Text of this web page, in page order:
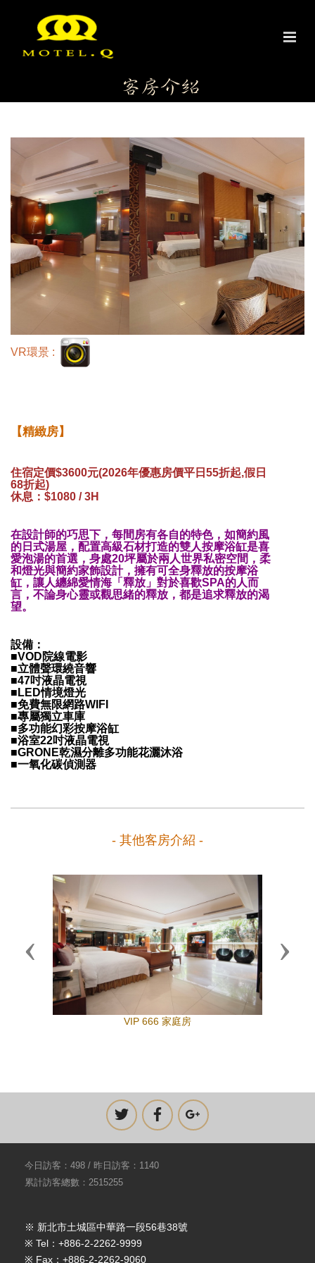
VR環景 :
【精緻房】
住宿定價$3600元(2026年優惠房價平日55折起,假日
68折起)
休息：$1080 / 3H
在設計師的巧思下，每間房有各自的特色，如簡約風
的日式湯屋，配置高級石材打造的雙人按摩浴缸是喜
愛泡湯的首選，身處20坪屬於兩人世界私密空間，柔
和燈光與簡約家飾設計，擁有可全身釋放的按摩浴
缸，讓人纏綿愛情海「釋放」對於喜歡SPA的人而
言，不論身心靈或觀思緒的釋放，都是追求釋放的渴
望。
設備：
■VOD院線電影
■立體聲環繞音響
■47吋液晶電視
■LED情境燈光
■免費無限網路WIFI
■專屬獨立車庫
■多功能幻彩按摩浴缸
■浴室22吋液晶電視
■GRONE乾濕分離多功能花灑沐浴
■一氧化碳偵測器
- 其他客房介紹 -
VIP 666 家庭房
Previous Next
今日訪客：498 / 昨日訪客：1140
累計訪客總數：2515255
※ 新北市土城區中華路一段56巷38號
※ Tel：+886-2-2262-9999
※ Fax：+886-2-2262-9060